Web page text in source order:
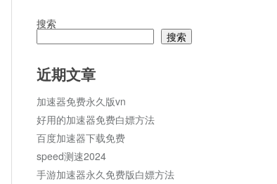
搜索
搜索
近期文章
加速器免费永久版vn
好用的加速器免费白嫖方法
百度加速器下载免费
speed测速2024
手游加速器永久免费版白嫖方法